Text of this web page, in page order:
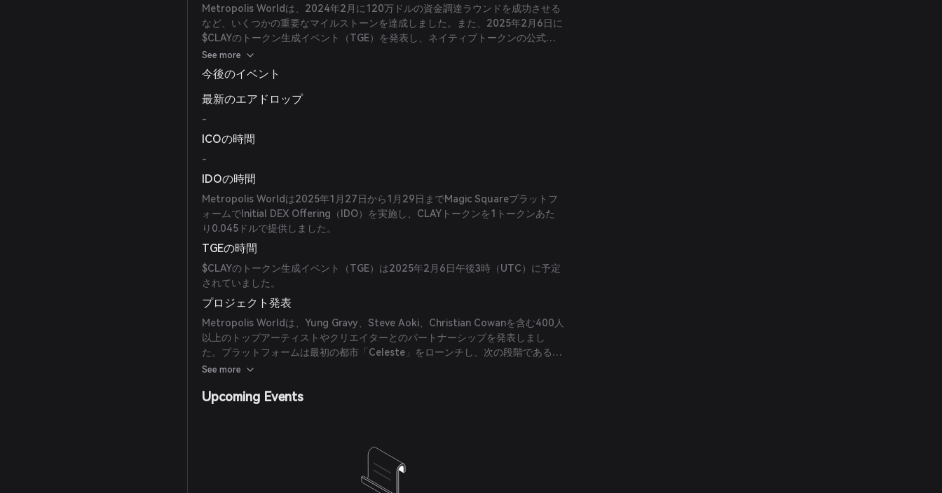
Metropolis Worldは、2024年2月に120万ドルの資金調達ラウンドを成功させる
など、いくつかの重要なマイルストーンを達成しました。また、2025年2月6日に
$CLAYのトークン生成イベント（TGE）を発表し、ネイティブトークンの公式ロ
ーンチを迎えました。
See more
今後のイベント
最新のエアドロップ
-
ICOの時間
-
IDOの時間
Metropolis Worldは2025年1月27日から1月29日までMagic Squareプラットフ
ォームでInitial DEX Offering（IDO）を実施し、CLAYトークンを1トークンあた
り0.045ドルで提供しました。
TGEの時間
$CLAYのトークン生成イベント（TGE）は2025年2月6日午後3時（UTC）に予定
されていました。
プロジェクト発表
Metropolis Worldは、Yung Gravy、Steve Aoki、Christian Cowanを含む400人
以上のトップアーティストやクリエイターとのパートナーシップを発表しまし
た。プラットフォームは最初の都市「Celeste」をローンチし、次の段階である
City 2: Calypsoへの拡大を計画しています。
See more
Upcoming Events